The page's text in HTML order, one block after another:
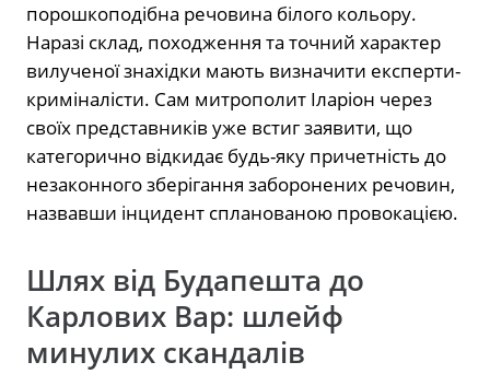
порошкоподібна речовина білого кольору.
Наразі склад, походження та точний характер
вилученої знахідки мають визначити експерти-
криміналісти. Сам митрополит Іларіон через
своїх представників уже встиг заявити, що
категорично відкидає будь-яку причетність до
незаконного зберігання заборонених речовин,
назвавши інцидент спланованою провокацією.
Шлях від Будапешта до
Карлових Вар: шлейф
минулих скандалів